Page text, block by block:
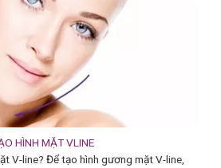
HÌNH MẶT VLINE
V-line? Để tạo hình gương mặt V-line,